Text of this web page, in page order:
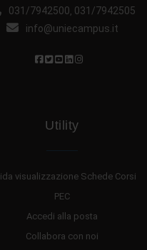
031/7942500, 031/7942505
info@uniecampus.it
Utility
visualizzazione Schede Corsi
PEC
Accedi alla posta
Collabora con noi